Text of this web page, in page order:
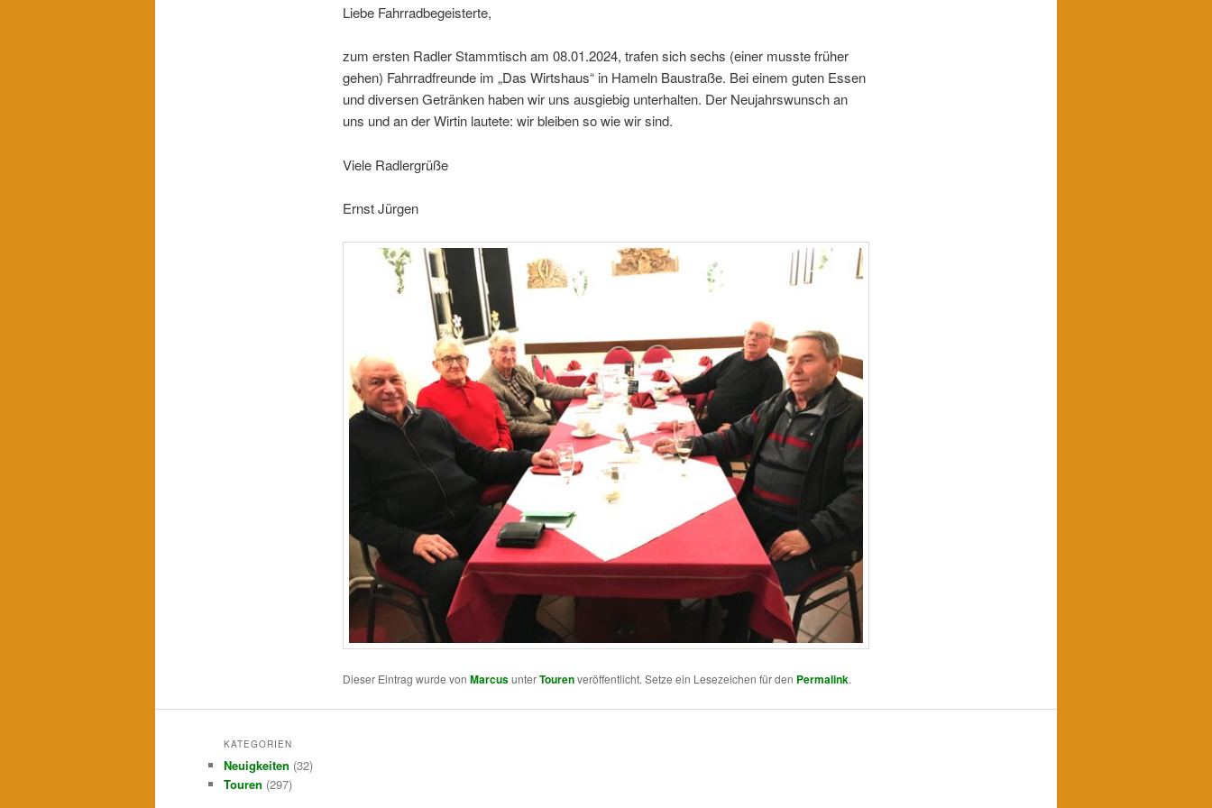
Liebe Fahrradbegeisterte,
zum ersten Radler Stammtisch am 08.01.2024, trafen sich sechs (einer musste früher
gehen) Fahrradfreunde im „Das Wirtshaus“ in Hameln Baustraße. Bei einem guten Essen
und diversen Getränken haben wir uns ausgiebig unterhalten. Der Neujahrswunsch an
uns und an der Wirtin lautete: wir bleiben so wie wir sind.
Viele Radlergrüße
Ernst Jürgen
Dieser Eintrag wurde von MarcusunterTourenveröffentlicht. Setze ein Lesezeichen für den Permalink.
KATEGORIEN
Neuigkeiten (32)
Touren (297)